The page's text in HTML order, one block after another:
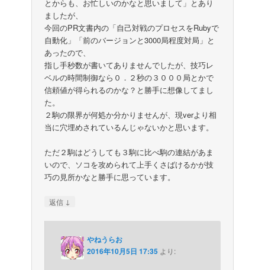
とからも、お忙しいのかなと思いまして」とあり
ましたが、
今回のPR文書内の「自己対戦のプロセスをRubyで
自動化」「前のバージョンと3000局程度対局」と
あったので、
指し手秒数が書いてありませんでしたが、技巧レ
ベルの時間制御なら０．２秒の３０００局とかで
信頼値が得られるのかな？と勝手に想像してまし
た。
２駒の限界が何処か分かりませんが、現verより相
当に穴埋めされているんじゃないかと思います。
ただ２駒はどうしても３駒に比べ駒の連結があま
いので、ソコを攻められて上手くさばけるかが技
巧の見所かなと勝手に思っています。
返信 ↓
やねうらお
2016年10月5日 17:35 より: